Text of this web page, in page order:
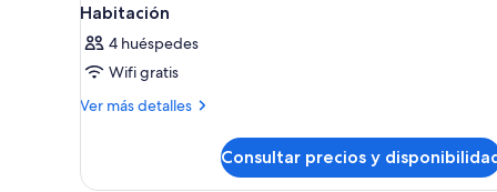
Habitación
4 huéspedes
Wifi gratis
Ver más detalles
Más
Consultar precios y